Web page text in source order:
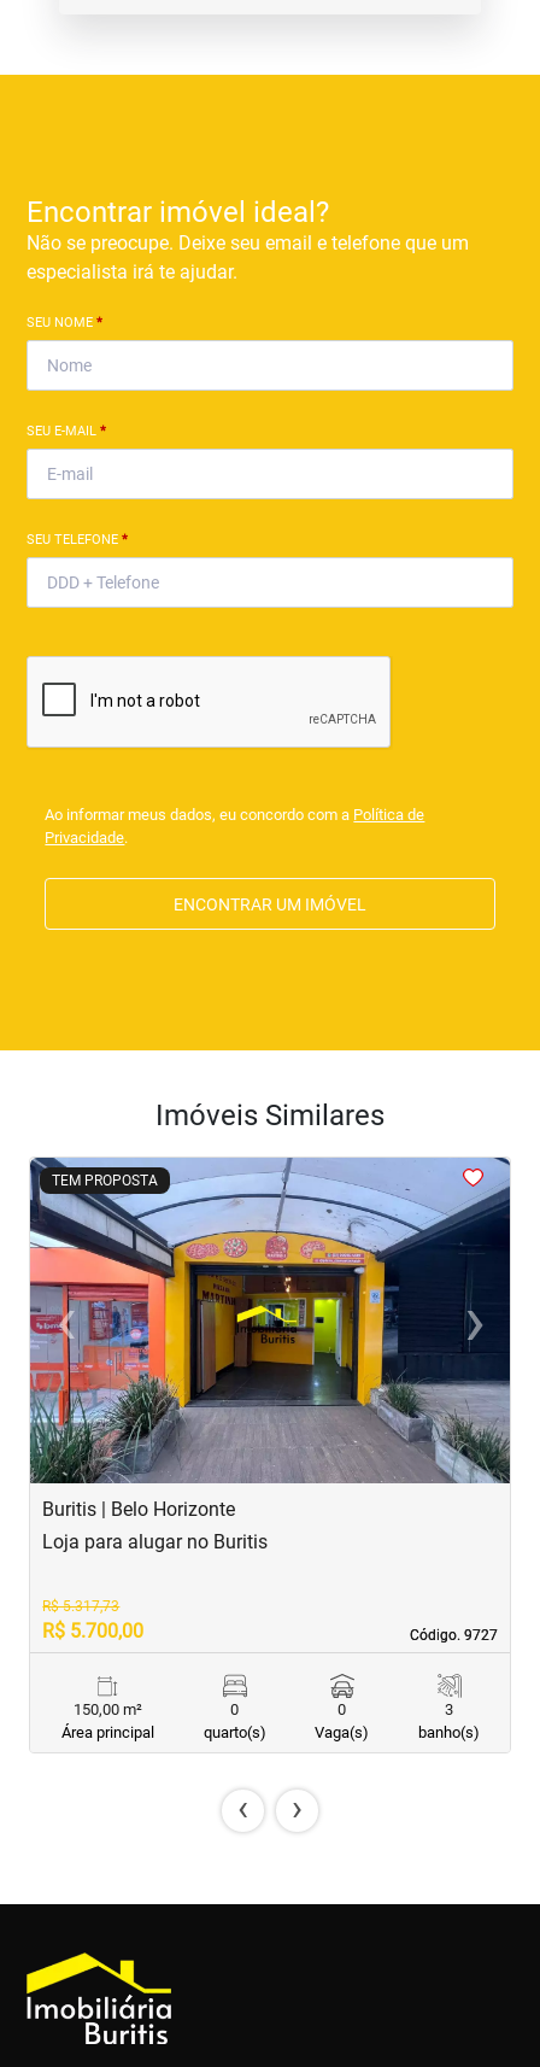
Encontrar imóvel ideal?
Não se preocupe. Deixe seu email e telefone que um
especialista irá te ajudar.
SEU NOME*
SEU E-MAIL*
SEU TELEFONE*
Ao informar meus dados, eu concordo com a Política de
Privacidade.
ENCONTRAR UM IMÓVEL
Imóveis Similares
TEM PROPOSTA
<<<<
‹Previous ›Next
Buritis | Belo Horizonte
Código. 9727
Código. 9727
Loja para alugar no Buritis
R$ 5.317,73
R$ 5.700,00
150,00 m²
Área principal
0
quarto(s)
0
Vaga(s)
3
banho(s)
‹ ›